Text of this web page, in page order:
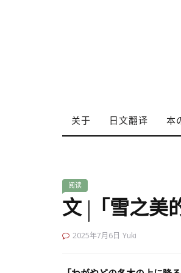
关于 日文翻译 本
阅读
文 |「雪之美
2025年7月6日 Yuki